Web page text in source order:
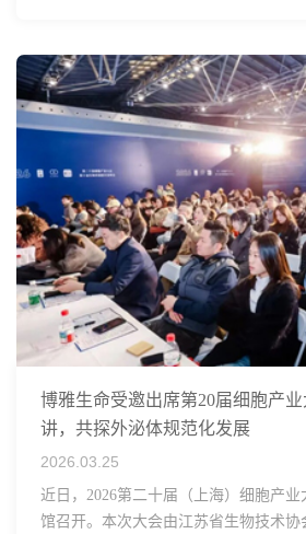
博雅生命受邀出席第20届细胞产
讲，共探外泌体规范化发展
2026.03.25
近日，2026第二十届（上海）细胞产
馆召开。本次大会由江苏省生物技术